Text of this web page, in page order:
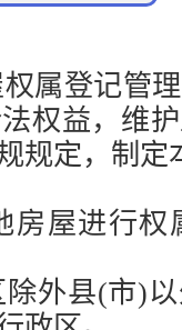
属登记管
权益，维
规定，制定
房屋进行
外县(市)